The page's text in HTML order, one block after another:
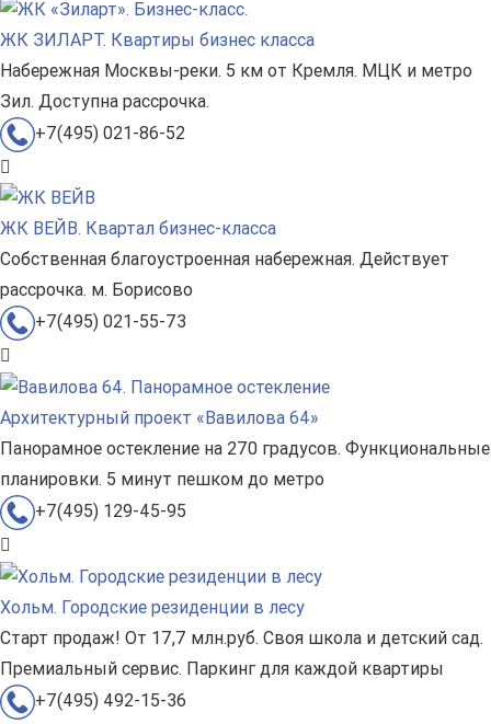
ЖК ЗИЛАРТ. Квартиры бизнес класса
Набережная Москвы-реки. 5 км от Кремля. МЦК и метро
Зил. Доступна рассрочка.
+7(495) 021-86-52
ЖК ВЕЙВ. Квартал бизнес-класса
Собственная благоустроенная набережная. Действует
рассрочка. м. Борисово
+7(495) 021-55-73
Архитектурный проект «Вавилова 64»
Панорамное остекление на 270 градусов. Функциональные
планировки. 5 минут пешком до метро
+7(495) 129-45-95
Хольм. Городские резиденции в лесу
Старт продаж! От 17,7 млн.руб. Своя школа и детский сад.
Премиальный сервис. Паркинг для каждой квартиры
+7(495) 492-15-36